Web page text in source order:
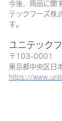
今後、商品に関
テックフーズ株
す。
ユニテック
〒103-0001
https://